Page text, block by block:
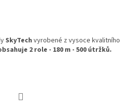
SkyTech vyrobené z vysoce kvalitního
2 role - 180 m - 500 útržků.